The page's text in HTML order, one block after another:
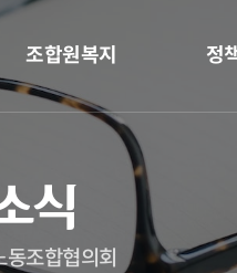
조합원복지 정
식
조합협의회